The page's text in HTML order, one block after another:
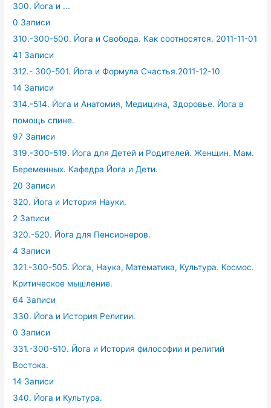
300. Йога и ...
0 Записи
310.-300-500. Йога и Свобода. Как соотносятся. 2011-11-01
41 Записи
312.- 300-501. Йога и Формула Счастья.2011-12-10
14 Записи
314.-514. Йога и Анатомия, Медицина, Здоровье. Йога в
помощь спине.
97 Записи
319.-300-519. Йога для Детей и Родителей. Женщин. Мам.
Беременных. Кафедра Йога и Дети.
20 Записи
320. Йога и История Науки.
2 Записи
320.-520. Йога для Пенсионеров.
4 Записи
321.-300-505. Йога, Наука, Математика, Культура. Космос.
Критическое мышление.
64 Записи
330. Йога и История Религии.
0 Записи
331.-300-510. Йога и История философии и религий
Востока.
14 Записи
340. Йога и Культура.